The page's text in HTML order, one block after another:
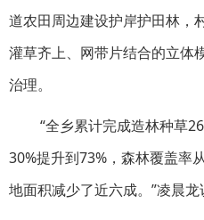
道农田周边建设护岸护田林，
灌草齐上、网带片结合的立体
治理。
“全乡累计完成造林种草
30%提升到73%，森林覆盖率
地面积减少了近六成。”凌晨龙